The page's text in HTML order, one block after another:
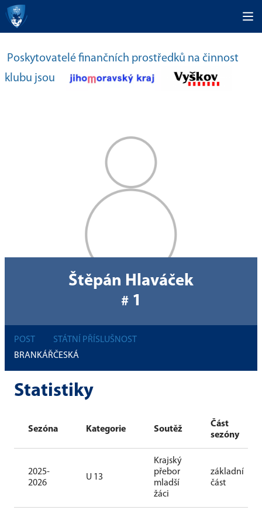
Poskytovatelé finančních prostředků na činnost
klubu jsou
Štěpán Hlaváček
# 1
POST
BRANKÁŘ
STÁTNÍ PŘÍSLUŠNOST
ČESKÁ
Statistiky
Sezóna Kategorie Soutěž
Část
sezóny
2025-
2026
U 13
Krajský
přebor
mladší
žáci
základní
část